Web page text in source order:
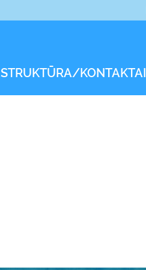
STRUKTŪRA/KONTAKTAI